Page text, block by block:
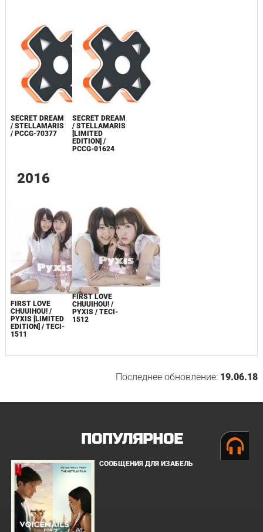
SECRET DREAM
/ STELLAMARIS
/ PCCG-70377
SECRET DREAM
/ STELLAMARIS
[LIMITED
EDITION] /
PCCG-01624
2016
FIRST LOVE
CHUUIHOU! /
PYXIS [LIMITED
EDITION] / TECI-
1511
FIRST LOVE
CHUUIHOU! /
PYXIS / TECI-
1512
Последнее обновление: 19.06.18
ПОПУЛЯРНОЕ
СООБЩЕНИЯ ДЛЯ ИЗАБЕЛЬ